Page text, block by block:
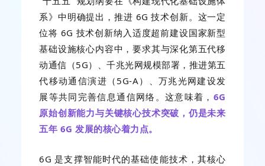
系》中明确提出，推进 6G 技术创新。这一定
位将 6G 技术创新纳入适度超前建设国家新型
基础设施核心内容中 ，要求其与深化第五代移
动通信（5G）、千兆光网规模部署，推进第五
代移动通信演进（5G-A）、万兆光网建设发
展等共同完善信息通信网络 。 这意味着， 6G
原始创新能力与关键核心技术突破，仍是未来
五年 6G 发展的核心着力点。
6G 是支撑智能时代的基础使能技术，其核心